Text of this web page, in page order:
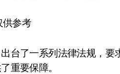
供参考
台了一系列法律法规，要
重要保障。